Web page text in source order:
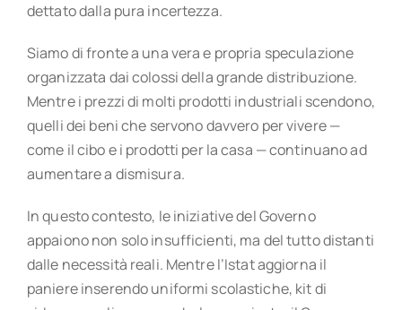
dettato dalla pura incertezza.
Siamo di fronte a una vera e propria speculazione
organizzata dai colossi della grande distribuzione.
Mentre i prezzi di molti prodotti industriali scendono,
quelli dei beni che servono davvero per vivere —
come il cibo e i prodotti per la casa — continuano ad
aumentare a dismisura.
In questo contesto, le iniziative del Governo
appaiono non solo insufficienti, ma del tutto distanti
dalle necessità reali. Mentre l’Istat aggiorna il
paniere inserendo uniformi scolastiche, kit di